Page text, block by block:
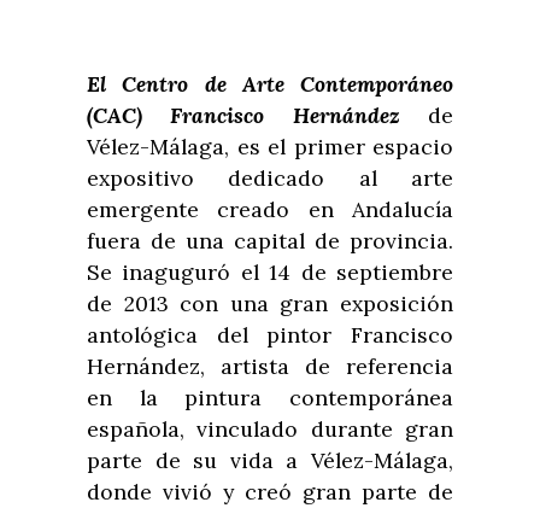
El Centro de Arte Contemporáneo
(CAC) Francisco Hernández de
Vélez-Málaga, es el primer espacio
expositivo dedicado al arte
emergente creado en Andalucía
fuera de una capital de provincia.
Se inaguguró el 14 de septiembre
de 2013 con una gran exposición
antológica del pintor Francisco
Hernández, artista de referencia
en la pintura contemporánea
española, vinculado durante gran
parte de su vida a Vélez-Málaga,
donde vivió y creó gran parte de